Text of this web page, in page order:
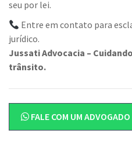
seu por lei.
Entre em contato para
jurídico.
Jussati Advocacia –
trânsito.
FALE COM UM ADVOGADO